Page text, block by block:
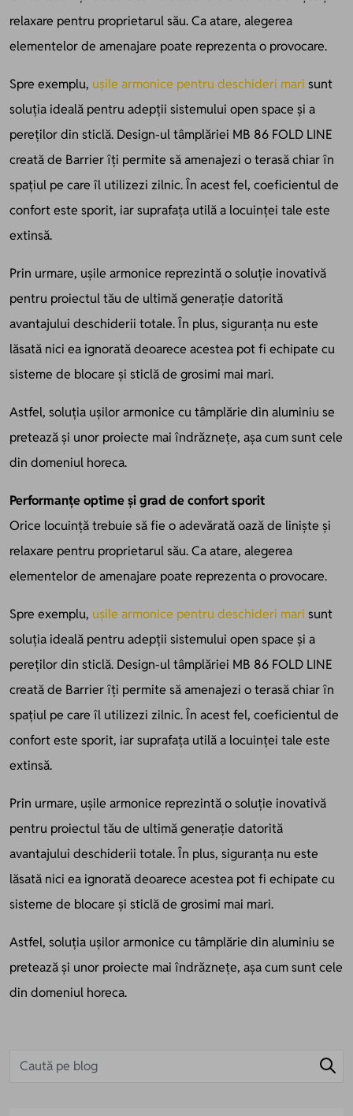
relaxare pentru proprietarul său. Ca atare, alegerea
elementelor de amenajare poate reprezenta o provocare.
Spre exemplu, ușile armonice pentru deschideri mari sunt
soluția ideală pentru adepții sistemului open space și a
pereților din sticlă. Design-ul tâmplăriei MB 86 FOLD LINE
creată de Barrier îți permite să amenajezi o terasă chiar în
spațiul pe care îl utilizezi zilnic. În acest fel, coeficientul de
confort este sporit, iar suprafața utilă a locuinței tale este
extinsă.
Prin urmare, ușile armonice reprezintă o soluție inovativă
pentru proiectul tău de ultimă generație datorită
avantajului deschiderii totale. În plus, siguranța nu este
lăsată nici ea ignorată deoarece acestea pot fi echipate cu
sisteme de blocare și sticlă de grosimi mai mari.
Astfel, soluția ușilor armonice cu tâmplărie din aluminiu se
pretează și unor proiecte mai îndrăznețe, așa cum sunt cele
din domeniul horeca.
Performanțe optime și grad de confort sporit
Orice locuință trebuie să fie o adevărată oază de liniște și
relaxare pentru proprietarul său. Ca atare, alegerea
elementelor de amenajare poate reprezenta o provocare.
Spre exemplu, ușile armonice pentru deschideri mari sunt
soluția ideală pentru adepții sistemului open space și a
pereților din sticlă. Design-ul tâmplăriei MB 86 FOLD LINE
creată de Barrier îți permite să amenajezi o terasă chiar în
spațiul pe care îl utilizezi zilnic. În acest fel, coeficientul de
confort este sporit, iar suprafața utilă a locuinței tale este
extinsă.
Prin urmare, ușile armonice reprezintă o soluție inovativă
pentru proiectul tău de ultimă generație datorită
avantajului deschiderii totale. În plus, siguranța nu este
lăsată nici ea ignorată deoarece acestea pot fi echipate cu
sisteme de blocare și sticlă de grosimi mai mari.
Astfel, soluția ușilor armonice cu tâmplărie din aluminiu se
pretează și unor proiecte mai îndrăznețe, așa cum sunt cele
din domeniul horeca.